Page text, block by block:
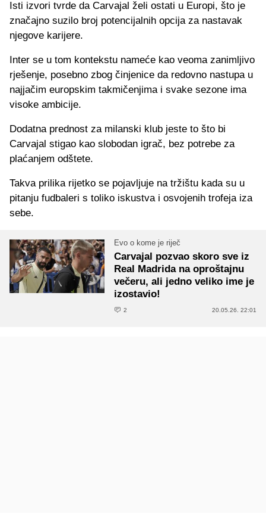
Isti izvori tvrde da Carvajal želi ostati u Europi, što je
značajno suzilo broj potencijalnih opcija za nastavak
njegove karijere.
Inter se u tom kontekstu nameće kao veoma zanimljivo
rješenje, posebno zbog činjenice da redovno nastupa u
najjačim europskim takmičenjima i svake sezone ima
visoke ambicije.
Dodatna prednost za milanski klub jeste to što bi
Carvajal stigao kao slobodan igrač, bez potrebe za
plaćanjem odštete.
Takva prilika rijetko se pojavljuje na tržištu kada su u
pitanju fudbaleri s toliko iskustva i osvojenih trofeja iza
sebe.
Evo o kome je riječ
Carvajal pozvao skoro sve iz
Real Madrida na oproštajnu
večeru, ali jedno veliko ime je
izostavio!
2 20.05.26. 22:01